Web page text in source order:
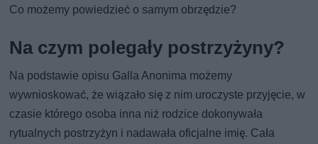
Co możemy powiedzieć o samym obrzędzie?
Na czym polegały postrzyżyny?
Na podstawie opisu Galla Anonima możemy
wywnioskować, że wiązało się z nim uroczyste przyjęcie, w
czasie którego osoba inna niż rodzice dokonywała
rytualnych postrzyżyn i nadawała oficjalne imię. Cała